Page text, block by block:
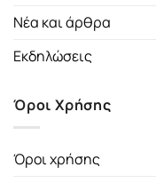
Νέα και άρθρα
Εκδηλώσεις
Όροι Χρήσης
Όροι χρήσης